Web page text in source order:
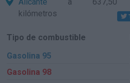
kilómetros
Tipo de combustible
Gasolina 95
Gasolina 98